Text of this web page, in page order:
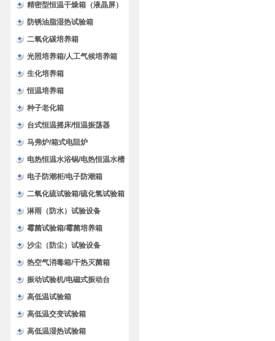
精密型恒温干燥箱（液晶屏）
防锈油脂湿热试验箱
二氧化碳培养箱
光照培养箱/人工气候培养箱
生化培养箱
恒温培养箱
种子老化箱
台式恒温摇床/恒温振荡器
马弗炉/箱式电阻炉
电热恒温水浴锅/电热恒温水槽
电子防潮柜/电子防潮箱
二氧化硫试验箱/硫化氢试验箱
淋雨（防水）试验设备
霉菌试验箱/霉菌培养箱
沙尘（防尘）试验设备
热空气消毒箱/干热灭菌箱
振动试验机/电磁式振动台
高低温试验箱
高低温交变试验箱
高低温湿热试验箱